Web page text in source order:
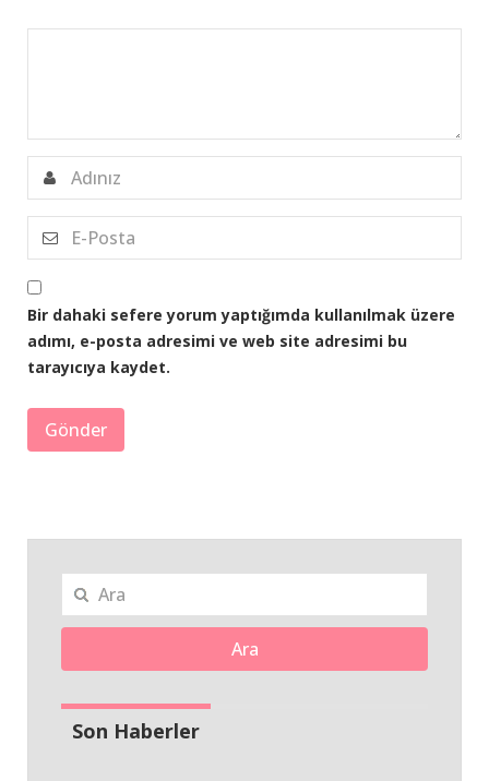
Bir dahaki sefere yorum yaptığımda kullanılmak üzere
adımı, e-posta adresimi ve web site adresimi bu
tarayıcıya kaydet.
Ara
Son Haberler